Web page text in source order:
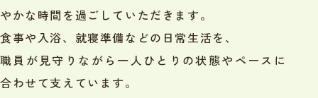
やかな時間を過ごしていただきます。
食事や入浴、就寝準備などの日常生活を、
職員が見守りながら一人ひとりの状態やペースに
合わせて支えています。